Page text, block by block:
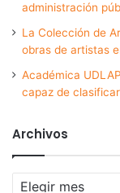
administración
La Colección de
obras de artistas
Académica
capaz de
Archivos
Archivos